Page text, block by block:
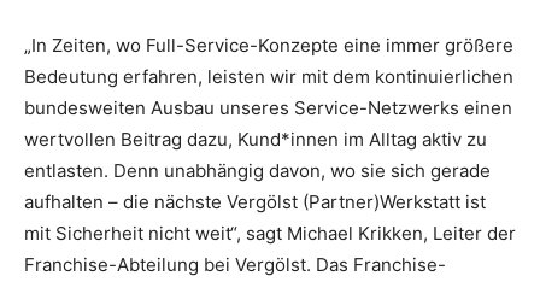
„In Zeiten, wo Full-Service-Konzepte eine immer größere
Bedeutung erfahren, leisten wir mit dem kontinuierlichen
bundesweiten Ausbau unseres Service-Netzwerks einen
wertvollen Beitrag dazu, Kund*innen im Alltag aktiv zu
entlasten. Denn unabhängig davon, wo sie sich gerade
aufhalten – die nächste Vergölst (Partner)Werkstatt ist
mit Sicherheit nicht weit“, sagt Michael Krikken, Leiter der
Franchise-Abteilung bei Vergölst. Das Franchise-